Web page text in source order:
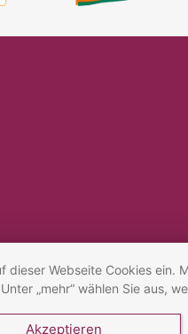
Webseite Cookies
„mehr“ wählen Sie aus,
Akzeptieren